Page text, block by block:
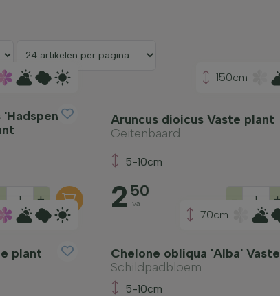
+
150cm
Aruncus dioicus Vaste plant
Geitenbaard
5-10cm
2 50
va -
plant
70cm
Chelone obliqua 'Alba'
Schildpadbloem
5-10cm